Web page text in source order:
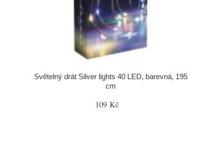
Světelný drát Silver lights 40 LED, barevná, 195
cm
109 Kč